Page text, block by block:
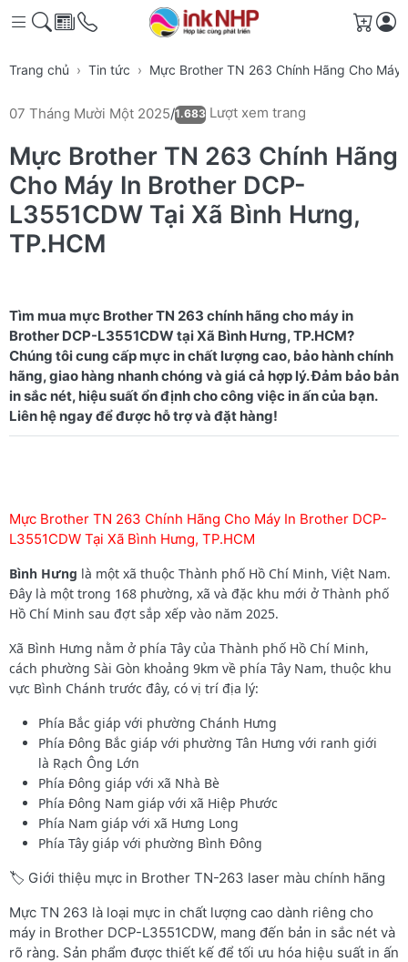
Giỏ
Trang chủ Tin tức Mực Brother TN 263 Chính Hãng Cho Máy
07 Tháng Mười Một 2025/1.683 Lượt xem trang
Mực Brother TN 263 Chính Hãng
Cho Máy In Brother DCP-
L3551CDW Tại Xã Bình Hưng,
TP.HCM
Tìm mua mực Brother TN 263 chính hãng cho máy in
Brother DCP-L3551CDW tại Xã Bình Hưng, TP.HCM?
Chúng tôi cung cấp mực in chất lượng cao, bảo hành chính
hãng, giao hàng nhanh chóng và giá cả hợp lý. Đảm bảo bản
in sắc nét, hiệu suất ổn định cho công việc in ấn của bạn.
Mực Brother TN 263 Chính Hãng Cho Máy In Brother DCP-
L3551CDW Tại Xã Bình Hưng, TP.HCM
Bình Hưng là một xã thuộc Thành phố Hồ Chí Minh, Việt Nam.
Đây là một trong 168 phường, xã và đặc khu mới ở Thành phố
Hồ Chí Minh sau đợt sắp xếp vào năm 2025.
Xã Bình Hưng nằm ở phía Tây của Thành phố Hồ Chí Minh,
cách phường Sài Gòn khoảng 9km về phía Tây Nam, thuộc khu
vực Bình Chánh trước đây, có vị trí địa lý:
Phía Bắc giáp với phường Chánh Hưng
Phía Đông Bắc giáp với phường Tân Hưng với ranh giới
là Rạch Ông Lớn
Phía Đông giáp với xã Nhà Bè
Phía Đông Nam giáp với xã Hiệp Phước
Phía Nam giáp với xã Hưng Long
Phía Tây giáp với phường Bình Đông
🏷️ Giới thiệu mực in Brother TN-263 laser màu chính hãng
Mực TN 263 là loại mực in chất lượng cao dành riêng cho
máy in Brother DCP-L3551CDW, mang đến bản in sắc nét và
rõ ràng. Sản phẩm được thiết kế để tối ưu hóa hiệu suất in ấn